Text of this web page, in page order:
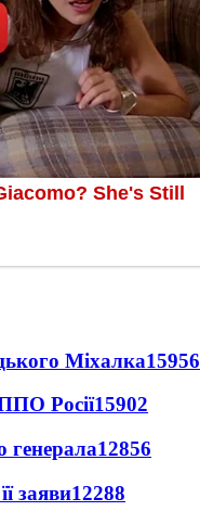
Міхалка15956
Росії15902
генерала12856
заяви12288